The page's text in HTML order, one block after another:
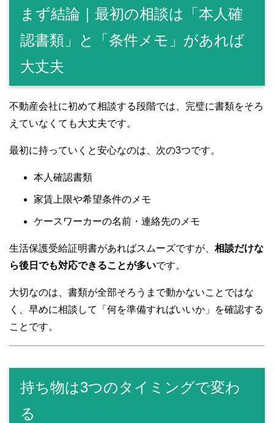
まず結論｜最初の相談は「本人確
認書類」と「条件メモ」があれば
大丈夫
不動産会社に初めて相談する段階では、完璧に書類をそろ
えていなくても大丈夫です。
最初に持っていくと安心なのは、次の3つです。
本人確認書類
家賃上限や希望条件のメモ
ケースワーカーの名前・連絡先のメモ
生活保護受給証明書があればスムーズですが、 相談だけな
ら後日でも対応できることが多いです。
大切なのは、書類が全部そろうまで動かないことではな
く、早めに相談して「何を準備すればいいか」を確認する
ことです。
持ち物は3つのタイミングで変わ
る